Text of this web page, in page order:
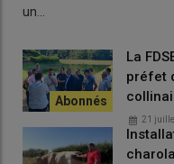
un…
La
préfet
21